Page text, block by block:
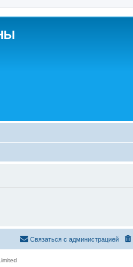
Связаться с администрацией